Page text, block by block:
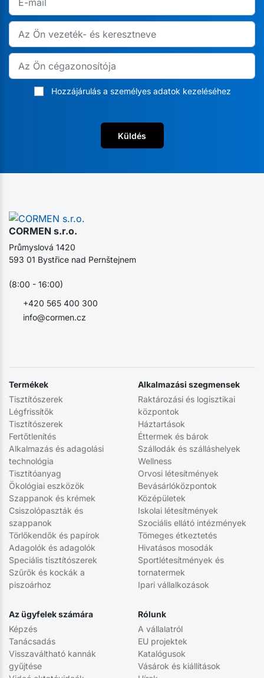
Hozzájárulás a személyes adatok kezeléséhez
Küldés
CORMEN s.r.o.
info@cormen.cz
+420 565 400 300
Průmyslová 1420
593 01 Bystřice nad Pernštejnem
(8:00 - 16:00)
Termékek
Tisztítószerek
Légfrissítők
Tisztítószerek
Fertőtlenítés
Alkalmazás és adagolási
technológia
Tisztítóanyag
Ökológiai eszközök
Szappanok és krémek
Csiszolópaszták és
szappanok
Törlőkendők és papírok
Adagolók és adagolók
Speciális tisztítószerek
Szűrők és kockák a
piszoárhoz
Alkalmazási szegmensek
Raktározási és logisztikai
központok
Háztartások
Éttermek és bárok
Szállodák és szálláshelyek
Wellness
Orvosi létesítmények
Bevásárlóközpontok
Középületek
Iskolai létesítmények
Szociális ellátó intézmények
Tömeges étkeztetés
Hivatásos mosodák
Sportlétesítmények és
tornatermek
Ipari vállalkozások
Az ügyfelek számára
Képzés
Tanácsadás
Visszaváltható kannák
gyűjtése
Rólunk
A vállalatról
EU projektek
Katalógusok
Vásárok és kiállítások